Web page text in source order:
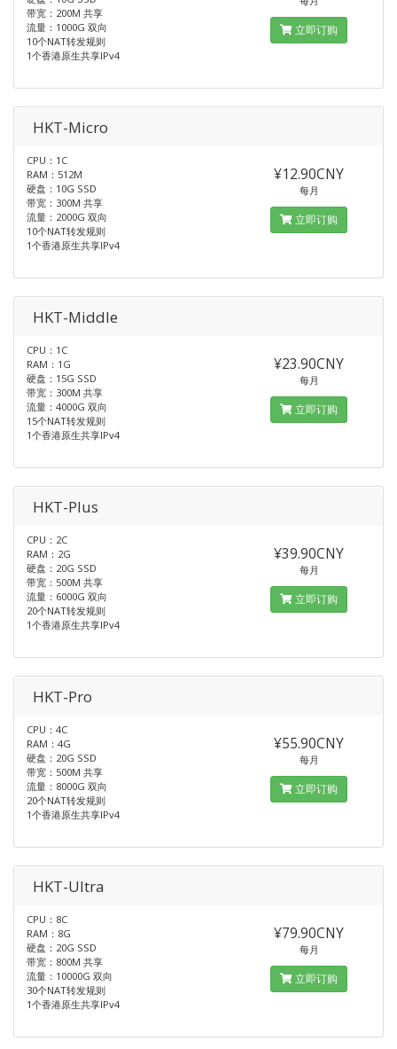
带宽：200M 共享
流量：1000G 双向
10个NAT转发规则
1个香港原生共享IPv4
立即订购
HKT-Micro
CPU：1C
RAM：512M
硬盘：10G SSD
带宽：300M 共享
流量：2000G 双向
10个NAT转发规则
1个香港原生共享IPv4
¥12.90CNY
每月
立即订购
HKT-Middle
CPU：1C
RAM：1G
硬盘：15G SSD
带宽：300M 共享
流量：4000G 双向
15个NAT转发规则
1个香港原生共享IPv4
¥23.90CNY
每月
立即订购
HKT-Plus
CPU：2C
RAM：2G
硬盘：20G SSD
带宽：500M 共享
流量：6000G 双向
20个NAT转发规则
1个香港原生共享IPv4
¥39.90CNY
每月
立即订购
HKT-Pro
CPU：4C
RAM：4G
硬盘：20G SSD
带宽：500M 共享
流量：8000G 双向
20个NAT转发规则
1个香港原生共享IPv4
¥55.90CNY
每月
立即订购
HKT-Ultra
CPU：8C
RAM：8G
硬盘：20G SSD
带宽：800M 共享
流量：10000G 双向
30个NAT转发规则
1个香港原生共享IPv4
¥79.90CNY
每月
立即订购